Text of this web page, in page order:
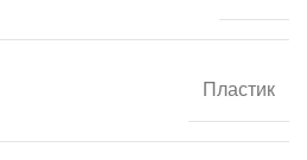
Пластик